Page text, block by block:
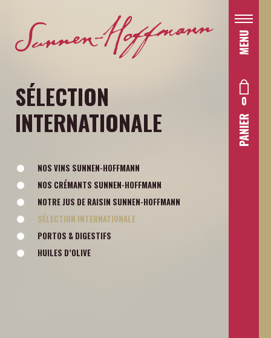
0
SÉLECTION
INTERNATIONALE
NOS VINS SUNNEN-HOFFMANN
NOS CRÉMANTS SUNNEN-HOFFMANN
NOTRE JUS DE RAISIN SUNNEN-HOFFMANN
SÉLECTION INTERNATIONALE
PORTOS & DIGESTIFS
HUILES D’OLIVE